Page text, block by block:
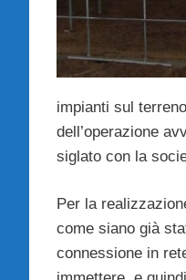
impianti sul
dell’operazione
siglato con la
Per la
come siano già
connessione in